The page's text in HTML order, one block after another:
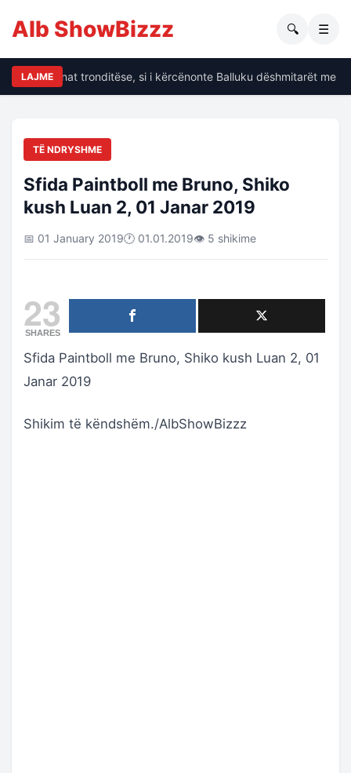
Alb ShowBizzz 🔍 ☰
LAJME
të dhënat tronditëse, si i kërcënonte Balluku dëshmitarët me
TË NDRYSHME
Sfida Paintboll me Bruno, Shiko
kush Luan 2, 01 Janar 2019
📅 01 January 2019🕐 01.01.2019👁 5 shikime
23
SHARES
Sfida Paintboll me Bruno, Shiko kush Luan 2, 01
Janar 2019
Shikim të këndshëm./AlbShowBizzz